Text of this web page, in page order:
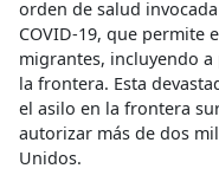
orden de salud
COVID-19, que permite
migrantes, incluyendo
la frontera. Esta
el asilo en la frontera
autorizar más de dos
Unidos.